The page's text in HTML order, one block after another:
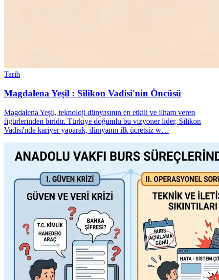
Tarih
Magdalena Yeşil : Silikon Vadisi'nin Öncüsü
Magdalena Yeşil, teknoloji dünyasının en etkili ve ilham veren
figürlerinden biridir. Türkiye doğumlu bu vizyoner lider, Silikon
Vadisi'nde kariyer yaparak, dünyanın ilk ücretsiz w…